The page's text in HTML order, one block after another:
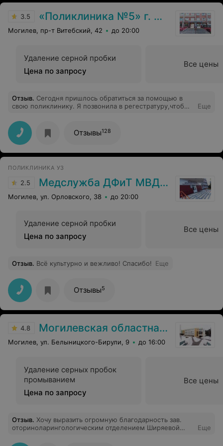
3.5 «Поликлиника №5» г. Могилев
Могилев, пр-т Витебский, 42 до 20:00
Удаление серной пробки
Цена по запросу
Все цены
Отзыв. Сегодня пришлось обратиться за помощью в
свою поликлинику. Я позвонила в регестратуру,чтобы
серную пробку в ухе. На мой вопрос медрегистратор
ответила,что они не промывают серные пробки и мне
нужно обратиться с такой проблемой в городскую
больницу. Моему возмущению не было предела.
Неужели такие проблемы не решаются в
основе? Хотелось бы получить ответ на этот вопрос. В
итоге моя проблема была решена в в городской
больнице скорой помощи.
Еще
Отзывы128
ПОЛИКЛИНИКА УЗ
2.5 Медслужба ДФиТ МВД РБ Могилева
Могилев, ул. Орловского, 38 до 20:00
Удаление серной пробки
Цена по запросу
Все цены
Отзыв. Всё культурно и вежливо! Спасибо! Еще
Отзывы5
4.8 Могилевская областная детская больница
Могилев, ул. Белыницкого-Бирули, 9 до 16:00
Удаление серных пробок
промыванием
Цена по запросу
Все цены
Отзыв. Хочу выразить огромную благодарность зав.
оториноларингологическим отделением Ширяевой
и высочайший профессионализм! А также всему
Еще